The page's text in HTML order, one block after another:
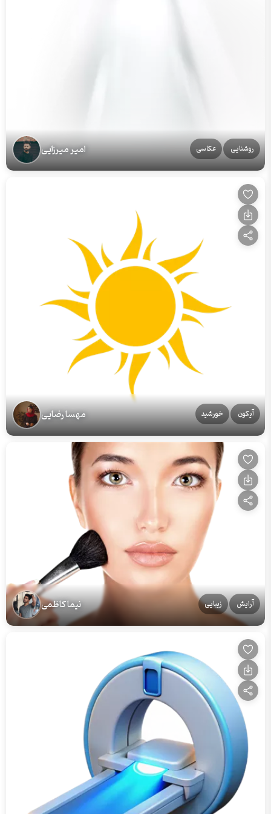
روشنایی عکاسی امیر میرزایی
آیکون خورشید مهسا رضایی
آرایش زیبایی نیما کاظمی